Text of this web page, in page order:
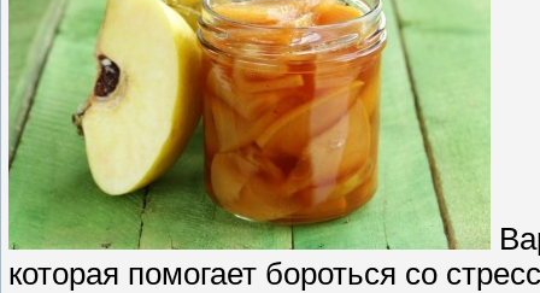
которая помогает бороться со